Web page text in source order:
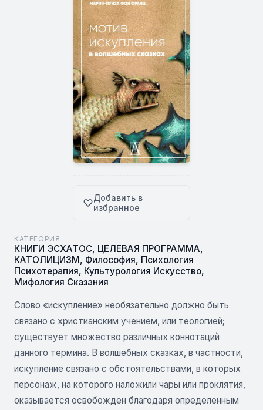
Добавить в
избранное
КАТЕГОРИЯ
КНИГИ ЭСХАТОС, ЦЕЛЕВАЯ ПРОГРАММА,
КАТОЛИЦИЗМ, Философия, Психология
Психотерапия, Культурология Искусство,
Мифология Сказания
Слово «искупление» необязательно должно быть
связано с христианским учением, или теологией;
существует множество различных коннотаций
данного термина. В волшебных сказках, в частности,
искупление связано с обстоятельствами, в которых
персонаж, на которого наложили чары или проклятия,
оказывается освобожден благодаря определенным